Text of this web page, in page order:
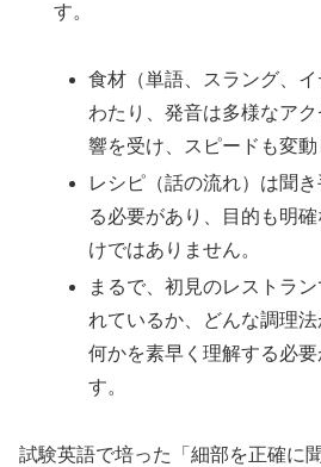
す。
食材（単語、スラング、
わたり、発音は多様なア
響を受け、スピードも変動
レシピ（話の流れ）は聞
る必要があり、目的も明
けではありません。
まるで、初見のレストラ
れているか、どんな調理
何かを素早く理解する必
す。
試験英語で培った「細部を正確に